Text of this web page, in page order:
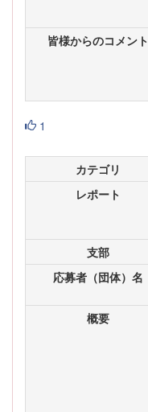
皆様からのコメント
1
カテゴリ
レポート
支部
応募者（団体）名
概要